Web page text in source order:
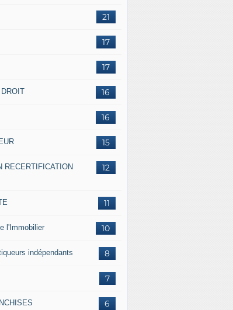
21
17
17
16
16
15
12
RECERTIFICATION
11
10
l'Immobilier
8
indépendants
7
6